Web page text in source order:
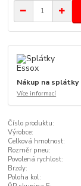
Nákup na splátky
Více informací
Číslo produktu:
Výrobce:
Celková hmotnost:
Rozměr pneu:
Povolená rychlost:
Brzdy:
Poloha kol: